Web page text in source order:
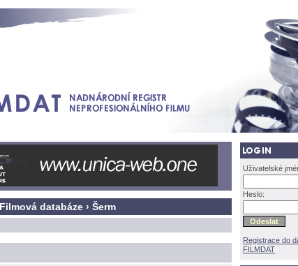
Filmová databáze › Šerm
Uživatelské
Heslo:
Registrace do
FILMDAT